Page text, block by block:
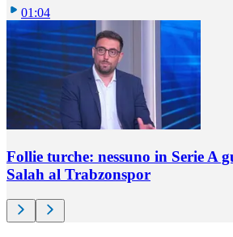
01:04
Follie turche: nessuno in Serie A
Salah al Trabzonspor